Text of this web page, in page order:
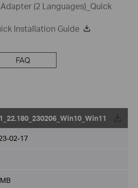
(2 Languages)_Quick
Installation Guide
FAQ
02-17